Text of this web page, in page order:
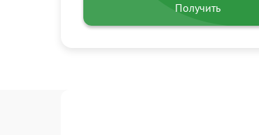
Получить